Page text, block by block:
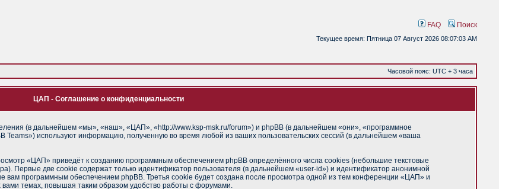
FAQ Поиск
Текущее время: Пятница 07 Август 2026 08:07:03 AM
Часовой пояс: UTC + 3 часа
ЦАП - Соглашение о конфиденциальности
(в дальнейшем «мы», «наш», «ЦАП», «http://www.ksp-msk.ru/forum») и phpBB (в дальнейшем «они», «программное
Teams») используют информацию, полученную во время любой из ваших пользовательских сессий (в дальнейшем «ваша
«ЦАП» приведёт к созданию программным обеспечением phpBB определённого числа cookies (небольшие текстовые
Первые две cookie содержат только идентификатор пользователя (в дальнейшем «user-id») и идентификатор анонимной
вам программным обеспечением phpBB. Третья cookie будет создана после просмотра одной из тем конференции «ЦАП» и
темах, повышая таким образом удобство работы с форумами.